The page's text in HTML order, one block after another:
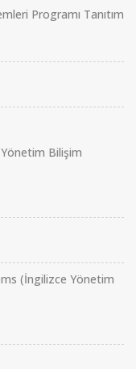
Programı Tanıtım
Bilişim
(İngilizce Yönetim